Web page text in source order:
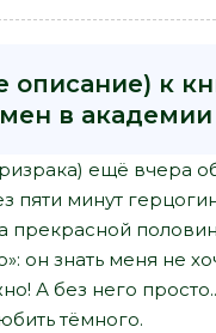
описание) к
в
ещё вчера
пяти минут
прекрасной
он знать меня не
А без него
тёмного.